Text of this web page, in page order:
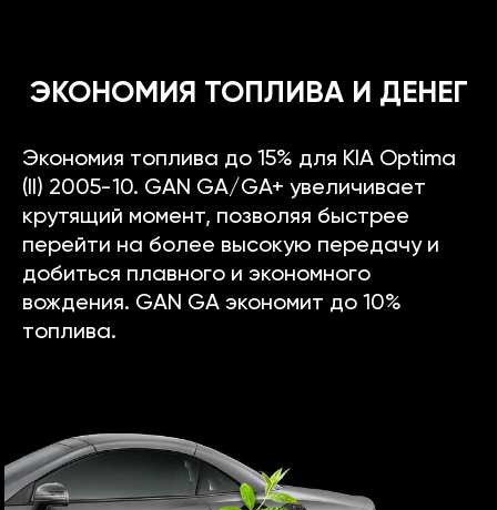
ЭКОНОМИЯ ТОПЛИВА И ДЕНЕГ
Экономия топлива до 15% для KIA Optima
(II) 2005-10. GAN GA/GA+ увеличивает
крутящий момент, позволяя быстрее
перейти на более высокую передачу и
добиться плавного и экономного
вождения. GAN GA экономит до 10%
топлива.